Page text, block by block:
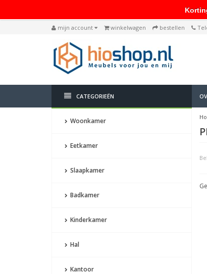
mijn account winkelwagen bestellen
CATEGORIEËN
Woonkamer
Eetkamer
Slaapkamer
Badkamer
Kinderkamer
Hal
Kantoor